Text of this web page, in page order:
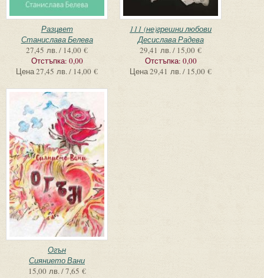
Разцвет
Станислава Белева
27,45 лв. / 14,00 €
Отстъпка: 0,00
Цена27,45 лв. / 14,00 €
111 (не)грешни любови
Десислава Радева
29,41 лв. / 15,00 €
Отстъпка: 0,00
Цена29,41 лв. / 15,00 €
Огън
Сиянието Вани
15,00 лв. / 7,65 €